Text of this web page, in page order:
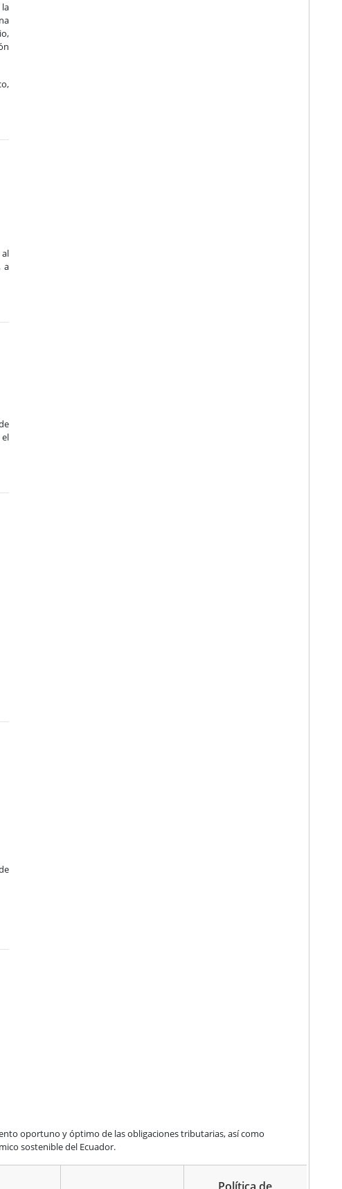
a
oportuno y óptimo de las obligaciones tributarias, así como
sostenible del Ecuador.